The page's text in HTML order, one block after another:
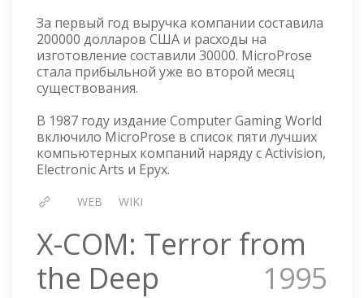
За первый год выручка компании составила
200000 долларов США и расходы на
изготовление составили 30000. MicroProse
стала прибыльной уже во второй месяц
существования.
В 1987 году издание Computer Gaming World
включило MicroProse в список пяти лучших
компьютерных компаний наряду с Activision,
Electronic Arts и Epyx.
WEB WIKI
X-COM: Terror from
the Deep
1995